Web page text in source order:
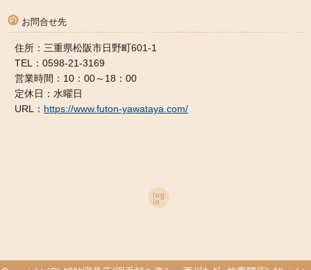
お問合せ先
住所：三重県松阪市日野町601-1
TEL：0598-21-3169
営業時間：10：00～18：00
定休日：水曜日
URL： https://www.futon-yawataya.com/